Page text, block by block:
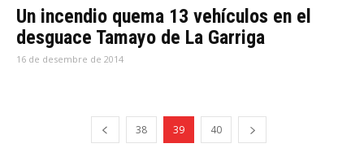
Un incendio quema 13 vehículos en el
desguace Tamayo de La Garriga
16 de desembre de 2014
38 39 40